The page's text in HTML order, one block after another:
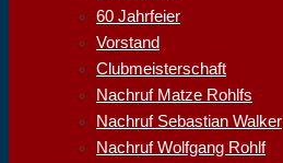
60 Jahrfeier
Vorstand
Clubmeisterschaft
Nachruf Matze Rohlfs
Nachruf Sebastian Walker
Nachruf Wolfgang Rohlf